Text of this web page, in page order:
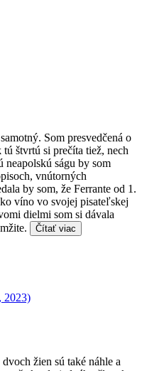
Som presvedčená o
štvrtú si prečíta tiež, nech
ságu by som
vnútorných
by som, že Ferrante od 1.
víno vo svojej pisateľskej
dielmi som si dávala
Čítať viac
2023)
žien sú také náhle a